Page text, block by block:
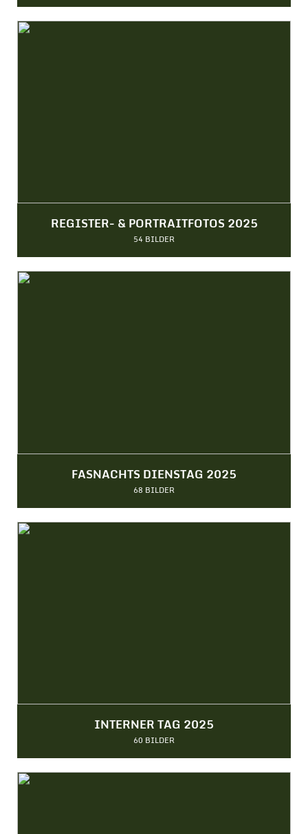
REGISTER- & PORTRAITFOTOS 2025
54 BILDER
FASNACHTS DIENSTAG 2025
68 BILDER
INTERNER TAG 2025
60 BILDER